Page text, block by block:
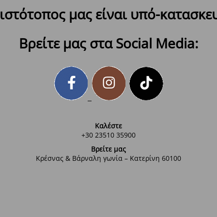
μας είναι υπό-
Βρείτε μας στα Social Media:
Καλέστε
+30 23510 35900
Βρείτε μας
Κρέσνας & Βάρναλη γωνία – Κατερίνη 60100